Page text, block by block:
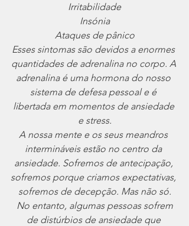
Irritabilidade
Insónia
Ataques de pânico
Esses sintomas são devidos a enormes
quantidades de adrenalina no corpo. A
adrenalina é uma hormona do nosso
sistema de defesa pessoal e é
libertada em momentos de ansiedade
e stress.
A nossa mente e os seus meandros
intermináveis ​​estão no centro da
ansiedade. Sofremos de antecipação,
sofremos porque criamos expectativas,
sofremos de decepção. Mas não só.
de distúrbios de ansiedade que